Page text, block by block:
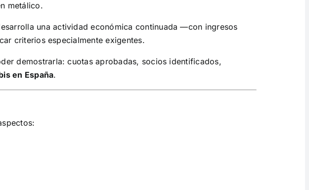
metálico.
una actividad económica continuada —con ingresos
criterios especialmente exigentes.
demostrarla: cuotas aprobadas, socios identificados,
en España.